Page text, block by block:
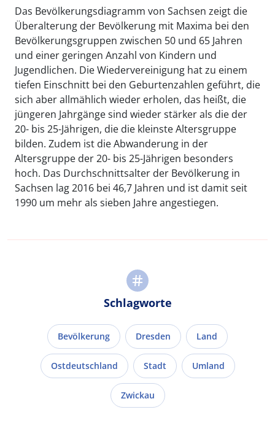
Das Bevölkerungsdiagramm von Sachsen zeigt die
Überalterung der Bevölkerung mit Maxima bei den
Bevölkerungsgruppen zwischen 50 und 65 Jahren
und einer geringen Anzahl von Kindern und
Jugendlichen. Die Wiedervereinigung hat zu einem
tiefen Einschnitt bei den Geburtenzahlen geführt, die
sich aber allmählich wieder erholen, das heißt, die
jüngeren Jahrgänge sind wieder stärker als die der
20- bis 25-Jährigen, die die kleinste Altersgruppe
bilden. Zudem ist die Abwanderung in der
Altersgruppe der 20- bis 25-Jährigen besonders
hoch. Das Durchschnittsalter der Bevölkerung in
Sachsen lag 2016 bei 46,7 Jahren und ist damit seit
1990 um mehr als sieben Jahre angestiegen.
Schlagworte
Bevölkerung Dresden Land
Ostdeutschland Stadt Umland
Zwickau